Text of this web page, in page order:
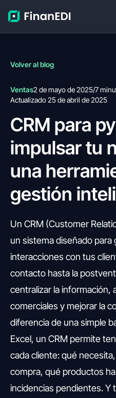
Volver al blog
Ventas2 de mayo de 2025/7
Actualizado 25 de abril de 2025
CRM para
impulsar tu
una
gestión
Un CRM (Customer
un sistema diseñado para
interacciones con tus
contacto hasta la
centralizar la información,
comerciales y mejorar la
diferencia de una simple
Excel, un CRM permite
cada cliente: qué
compra, qué productos
incidencias pendientes. Y